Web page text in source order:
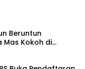
Beruntun
Mas Kokoh di